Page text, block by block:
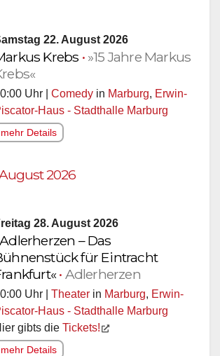
22. August 2026
Krebs • »15 Jahre Markus
Uhr | Comedy in Marburg, Erwin-
Haus - Stadthalle Marburg
mehr Details
2026
28. August 2026
– Das
für Eintracht
• Adlerherzen
Uhr | Theater in Marburg, Erwin-
Haus - Stadthalle Marburg
gibts die Tickets!
mehr Details